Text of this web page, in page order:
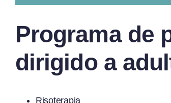
Programa de
dirigido a
Risoterapia